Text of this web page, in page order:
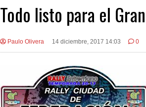
Todo listo para el
Paulo Olivera 14 diciembre, 2017 14:03 0